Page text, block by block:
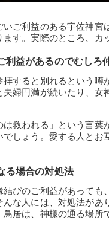
いご利益のある宇佐神宮
ます。実際のところ、カ
利益があるのでむしろ
拝すると別れるという噂
夫婦円満が続いたり、女
は救われる」という言
でしょう。愛する人と
る場合の対処法
結びのご利益があっても
んな人には、対処法があ
鳥居は、神様の通る場所